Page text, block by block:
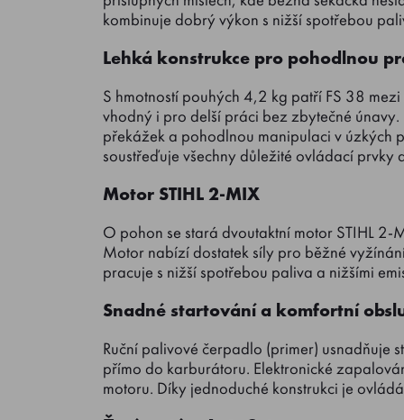
kombinuje dobrý výkon s nižší spotřebou
Lehká konstrukce pro pohodlnou
S hmotností pouhých 4,2 kg patří FS 38
vhodný i pro delší práci bez zbytečné
překážek a pohodlnou manipulaci v úzkých
soustřeďuje všechny důležité ovládací prvky
Motor STIHL 2-MIX
O pohon se stará dvoutaktní motor STIHL
Motor nabízí dostatek síly pro běžné
pracuje s nižší spotřebou paliva a nižšími
Snadné startování a komfortní
Ruční palivové čerpadlo (primer) usnadňuje
přímo do karburátoru. Elektronické
motoru. Díky jednoduché konstrukci je